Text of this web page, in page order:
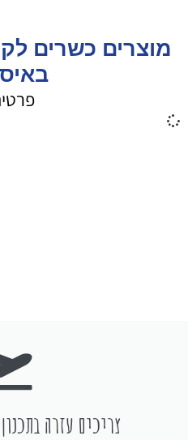
מוצרים כשרים
צריכים עזרה